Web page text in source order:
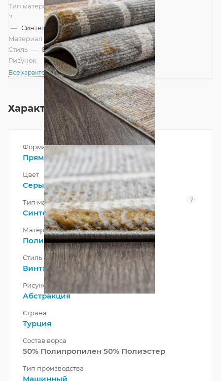
Тип материала
?
— Синтетический, Смешанный
Материал — Полипропилен
Стиль — Винтажный, Современный
Рисунок — Абстракция
Все характеристики
Характеристики
Форма
Прямоугольник
Цвет
Серый
Тип материала ?
Синтетический,Смешанный
Материал
Полипропилен
Стиль
Винтажный Современный
Рисунок
Абстракция
Страна
Турция
Состав ворса
50% Полипропилен 50% Полиэстер
Тип производства
Машинный